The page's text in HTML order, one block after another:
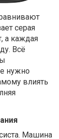
серая
а каждая
Всё
нужно
влиять
Машина